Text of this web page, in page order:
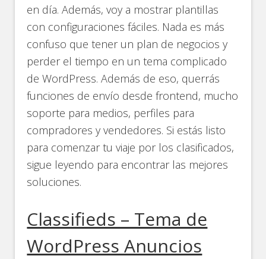
en día. Además, voy a mostrar plantillas
con configuraciones fáciles. Nada es más
confuso que tener un plan de negocios y
perder el tiempo en un tema complicado
de WordPress. Además de eso, querrás
funciones de envío desde frontend, mucho
soporte para medios, perfiles para
compradores y vendedores. Si estás listo
para comenzar tu viaje por los clasificados,
sigue leyendo para encontrar las mejores
soluciones.
Classifieds – Tema de
WordPress Anuncios